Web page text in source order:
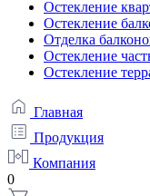
Остекление
Остекление
Отделка
Остекление
Остекление
Главная
Продукция
Компания
0